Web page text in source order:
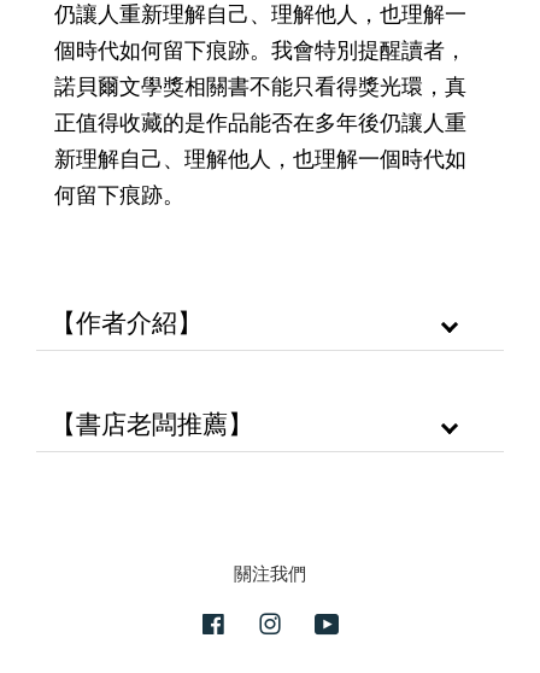
仍讓人重新理解自己、理解他人，也理解一
個時代如何留下痕跡。我會特別提醒讀者，
諾貝爾文學獎相關書不能只看得獎光環，真
正值得收藏的是作品能否在多年後仍讓人重
新理解自己、理解他人，也理解一個時代如
何留下痕跡。
【作者介紹】
【書店老闆推薦】
關注我們
FacebookInstagram